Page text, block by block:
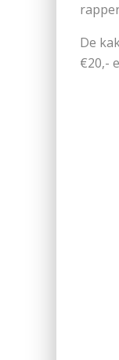
De
€20,-